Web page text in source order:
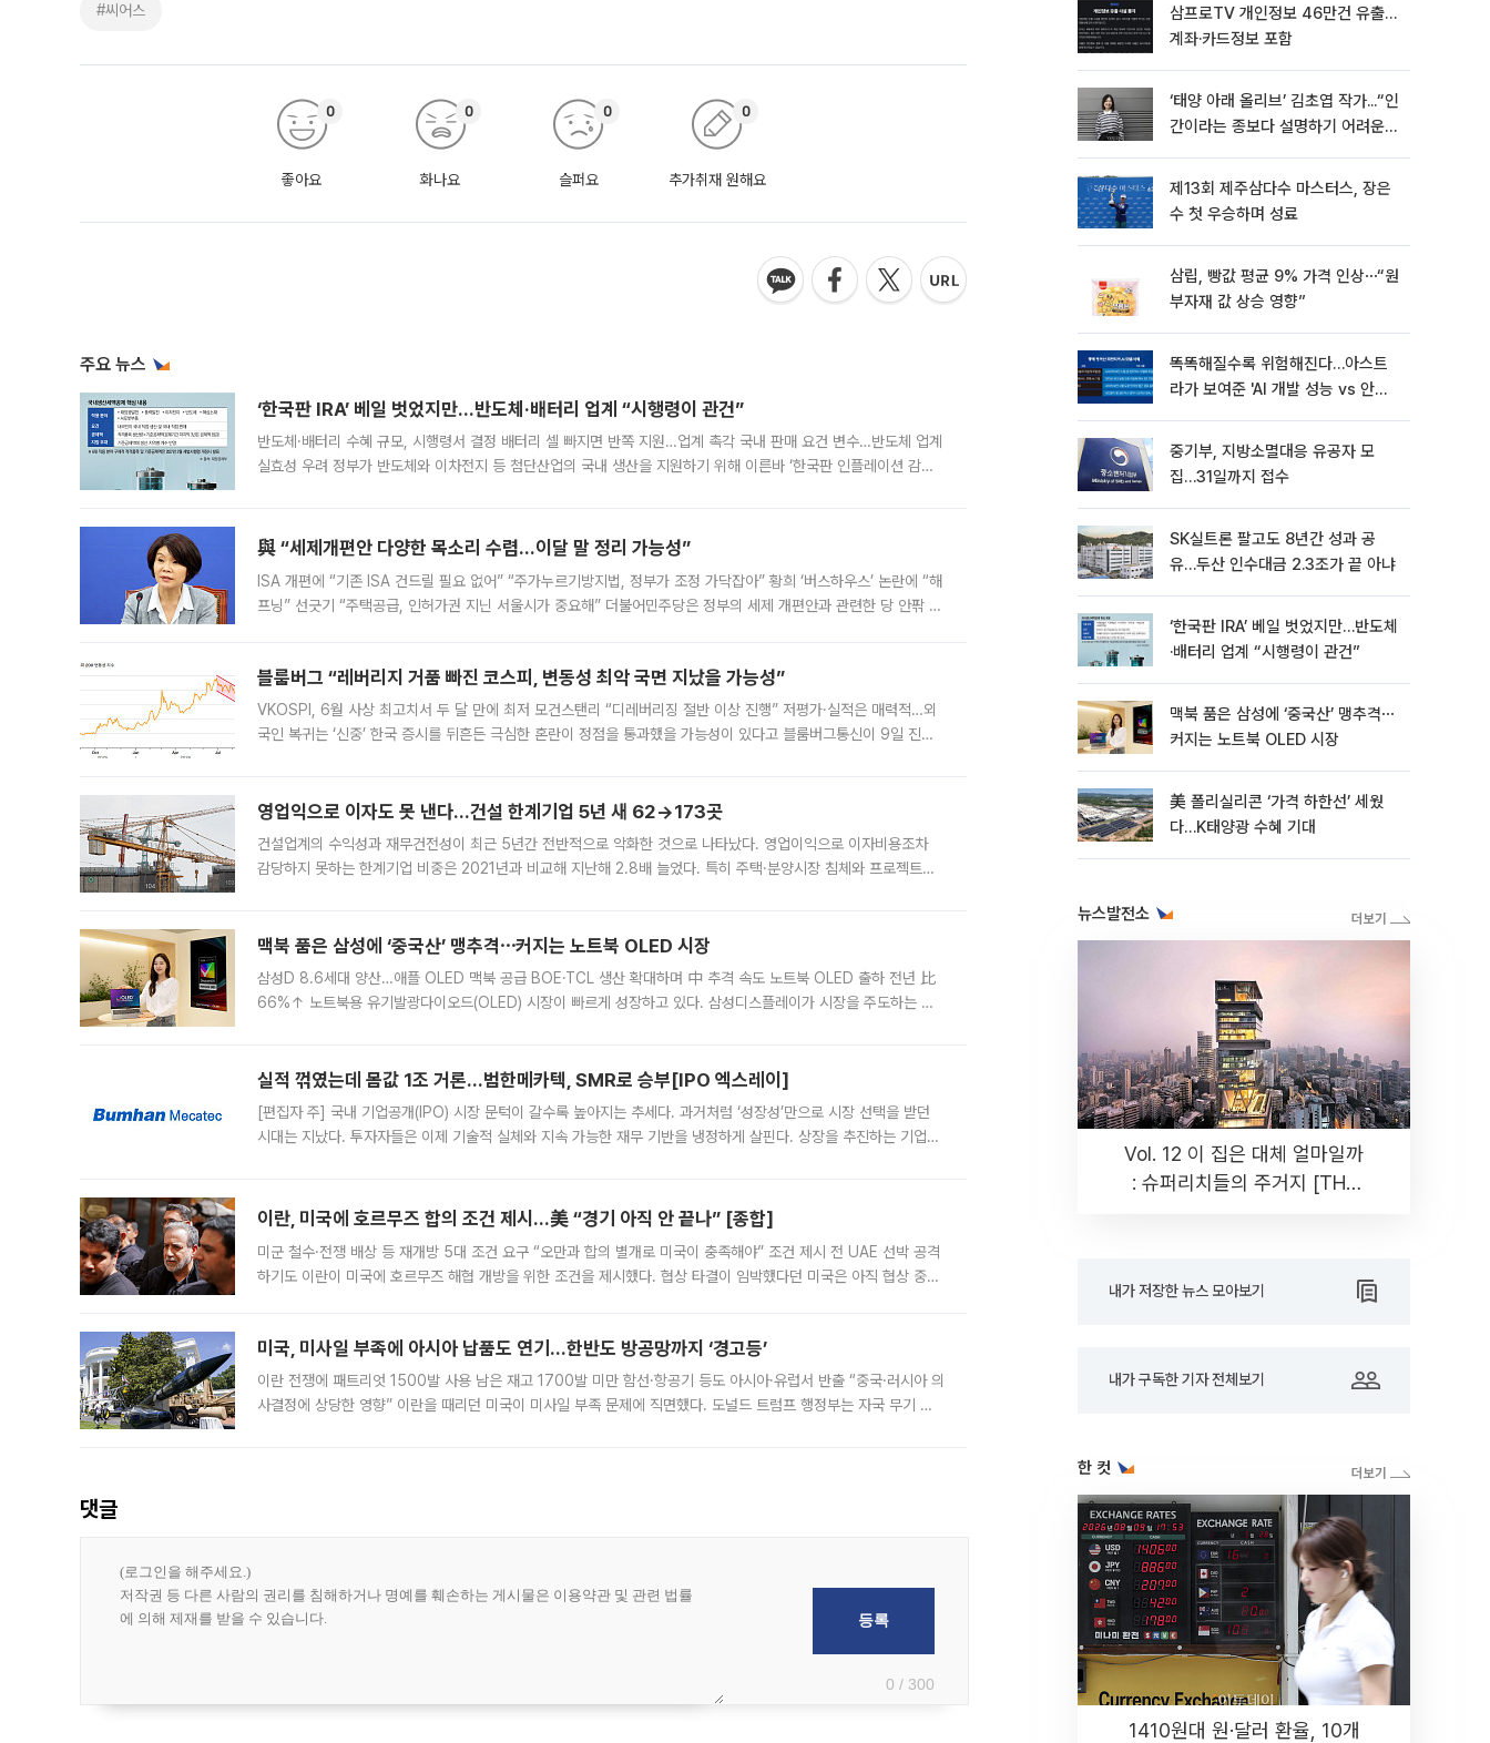
#씨어스
좋아요
0
화나요
0
슬퍼요
0
추가취재 원해요
0
주요 뉴스
‘한국판 IRA’ 베일 벗었지만…반도체·배터리 업계 “시행령이 관건”
반도체·배터리 수혜 규모, 시행령서 결정 배터리 셀 빠지면 반쪽 지원…업계 촉각 국내 판매 요건 변수…반도체 업계
실효성 우려 정부가 반도체와 이차전지 등 첨단산업의 국내 생산을 지원하기 위해 이른바 ‘한국판 인플레이션 감축
與 “세제개편안 다양한 목소리 수렴…이달 말 정리 가능성”
ISA 개편에 “기존 ISA 건드릴 필요 없어” “주가누르기방지법, 정부가 조정 가닥잡아” 황희 ‘버스하우스’ 논란에 “해
프닝” 선긋기 “주택공급, 인허가권 지닌 서울시가 중요해” 더불어민주당은 정부의 세제 개편안과 관련한 당 안팎 의
블룸버그 “레버리지 거품 빠진 코스피, 변동성 최악 국면 지났을 가능성”
VKOSPI, 6월 사상 최고치서 두 달 만에 최저 모건스탠리 “디레버리징 절반 이상 진행” 저평가·실적은 매력적…외
국인 복귀는 ‘신중’ 한국 증시를 뒤흔든 극심한 혼란이 정점을 통과했을 가능성이 있다고 블룸버그통신이 9일 진단
영업익으로 이자도 못 낸다…건설 한계기업 5년 새 62→173곳
건설업계의 수익성과 재무건전성이 최근 5년간 전반적으로 악화한 것으로 나타났다. 영업이익으로 이자비용조차
감당하지 못하는 한계기업 비중은 2021년과 비교해 지난해 2.8배 늘었다. 특히 주택·분양시장 침체와 프로젝트파
맥북 품은 삼성에 ‘중국산’ 맹추격⋯커지는 노트북 OLED 시장
삼성D 8.6세대 양산…애플 OLED 맥북 공급 BOE·TCL 생산 확대하며 中 추격 속도 노트북 OLED 출하 전년 比
66%↑ 노트북용 유기발광다이오드(OLED) 시장이 빠르게 성장하고 있다. 삼성디스플레이가 시장을 주도하는 가
실적 꺾였는데 몸값 1조 거론…범한메카텍, SMR로 승부[IPO 엑스레이]
[편집자 주] 국내 기업공개(IPO) 시장 문턱이 갈수록 높아지는 추세다. 과거처럼 ‘성장성’만으로 시장 선택을 받던
시대는 지났다. 투자자들은 이제 기술적 실체와 지속 가능한 재무 기반을 냉정하게 살핀다. 상장을 추진하는 기업들
이란, 미국에 호르무즈 합의 조건 제시…美 “경기 아직 안 끝나” [종합]
미군 철수·전쟁 배상 등 재개방 5대 조건 요구 “오만과 합의 별개로 미국이 충족해야” 조건 제시 전 UAE 선박 공격
하기도 이란이 미국에 호르무즈 해협 개방을 위한 조건을 제시했다. 협상 타결이 임박했다던 미국은 아직 협상 중이
미국, 미사일 부족에 아시아 납품도 연기…한반도 방공망까지 ‘경고등’
이란 전쟁에 패트리엇 1500발 사용 남은 재고 1700발 미만 함선·항공기 등도 아시아·유럽서 반출 “중국·러시아 의
사결정에 상당한 영향” 이란을 때리던 미국이 미사일 부족 문제에 직면했다. 도널드 트럼프 행정부는 자국 무기 공
댓글
0 / 300
삼프로TV 개인정보 46만건 유출…
계좌·카드정보 포함
‘태양 아래 올리브’ 김초엽 작가...“인
간이라는 종보다 설명하기 어려운
뷰]
제13회 제주삼다수 마스터스, 장은
수 첫 우승하며 성료
삼립, 빵값 평균 9% 가격 인상⋯“원
부자재 값 상승 영향”
똑똑해질수록 위험해진다…아스트
라가 보여준 'AI 개발 성능 vs 안전
중기부, 지방소멸대응 유공자 모
집…31일까지 접수
SK실트론 팔고도 8년간 성과 공
유…두산 인수대금 2.3조가 끝 아냐
‘한국판 IRA’ 베일 벗었지만…반도체
·배터리 업계 “시행령이 관건”
맥북 품은 삼성에 ‘중국산’ 맹추격⋯
커지는 노트북 OLED 시장
美 폴리실리콘 ‘가격 하한선’ 세웠
다…K태양광 수혜 기대
뉴스발전소
Vol. 12 이 집은 대체 얼마일까
: 슈퍼리치들의 주거지 [THE
내가 저장한 뉴스 모아보기
내가 구독한 기자 전체보기
한 컷
1410원대 원·달러 환율, 10개